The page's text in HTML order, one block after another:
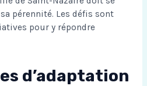
pérennité. Les défis sont
pour y répondre
d’adaptation